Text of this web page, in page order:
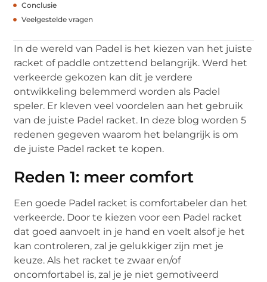
Conclusie
Veelgestelde vragen
In de wereld van Padel is het kiezen van het juiste
racket of paddle ontzettend belangrijk. Werd het
verkeerde gekozen kan dit je verdere
ontwikkeling belemmerd worden als Padel
speler. Er kleven veel voordelen aan het gebruik
van de juiste Padel racket. In deze blog worden 5
redenen gegeven waarom het belangrijk is om
de juiste Padel racket te kopen.
Reden 1: meer comfort
Een goede Padel racket is comfortabeler dan het
verkeerde. Door te kiezen voor een Padel racket
dat goed aanvoelt in je hand en voelt alsof je het
kan controleren, zal je gelukkiger zijn met je
keuze. Als het racket te zwaar en/of
oncomfortabel is, zal je je niet gemotiveerd